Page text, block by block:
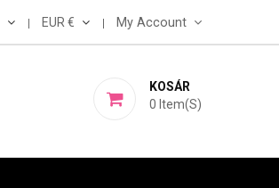
EUR € My Account
KOSÁR
0 Item(s)